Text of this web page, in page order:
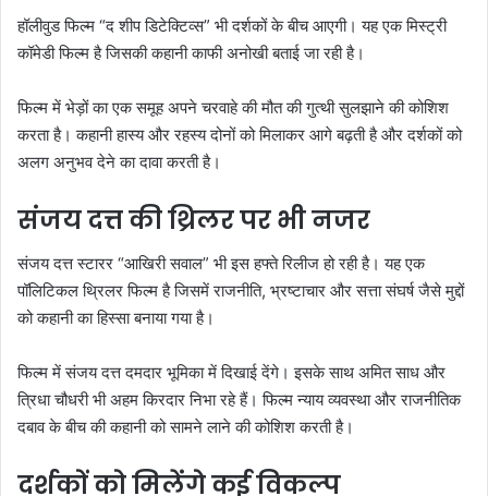
हॉलीवुड फिल्म “द शीप डिटेक्टिव्स” भी दर्शकों के बीच आएगी। यह एक मिस्ट्री
कॉमेडी फिल्म है जिसकी कहानी काफी अनोखी बताई जा रही है।
फिल्म में भेड़ों का एक समूह अपने चरवाहे की मौत की गुत्थी सुलझाने की कोशिश
करता है। कहानी हास्य और रहस्य दोनों को मिलाकर आगे बढ़ती है और दर्शकों को
अलग अनुभव देने का दावा करती है।
संजय दत्त की थ्रिलर पर भी नजर
संजय दत्त स्टारर “आखिरी सवाल” भी इस हफ्ते रिलीज हो रही है। यह एक
पॉलिटिकल थ्रिलर फिल्म है जिसमें राजनीति, भ्रष्टाचार और सत्ता संघर्ष जैसे मुद्दों
को कहानी का हिस्सा बनाया गया है।
फिल्म में संजय दत्त दमदार भूमिका में दिखाई देंगे। इसके साथ अमित साध और
त्रिधा चौधरी भी अहम किरदार निभा रहे हैं। फिल्म न्याय व्यवस्था और राजनीतिक
दबाव के बीच की कहानी को सामने लाने की कोशिश करती है।
दर्शकों को मिलेंगे कई विकल्प